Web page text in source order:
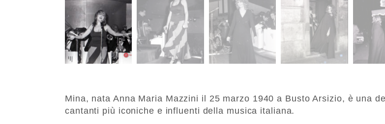
Mina, nata Anna Maria Mazzini il 25 marzo 1940 a Busto Arsizio, è una
cantanti più iconiche e influenti della musica italiana.